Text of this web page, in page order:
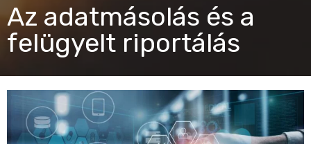
Az adatmásolás és a
felügyelt riportálás